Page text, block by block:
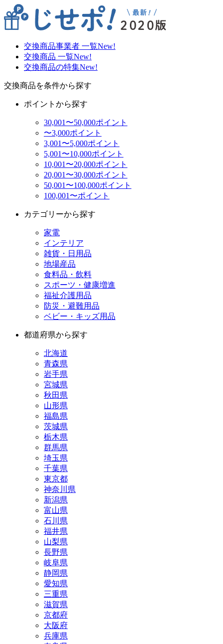
交換商品事業者 一覧New!
交換商品 一覧New!
交換商品の特集New!
交換商品を条件から探す
ポイントから探す
30,001〜50,000ポイント
〜3,000ポイント
3,001〜5,000ポイント
5,001〜10,000ポイント
10,001〜20,000ポイント
20,001〜30,000ポイント
50,001〜100,000ポイント
100,001〜ポイント
カテゴリーから探す
家電
インテリア
雑貨・日用品
地場産品
食料品・飲料
スポーツ・健康増進
福祉介護用品
防災・避難用品
ベビー・キッズ用品
都道府県から探す
北海道
青森県
岩手県
宮城県
秋田県
山形県
福島県
茨城県
栃木県
群馬県
埼玉県
千葉県
東京都
神奈川県
新潟県
富山県
石川県
福井県
山梨県
長野県
岐阜県
静岡県
愛知県
三重県
滋賀県
京都府
大阪府
兵庫県